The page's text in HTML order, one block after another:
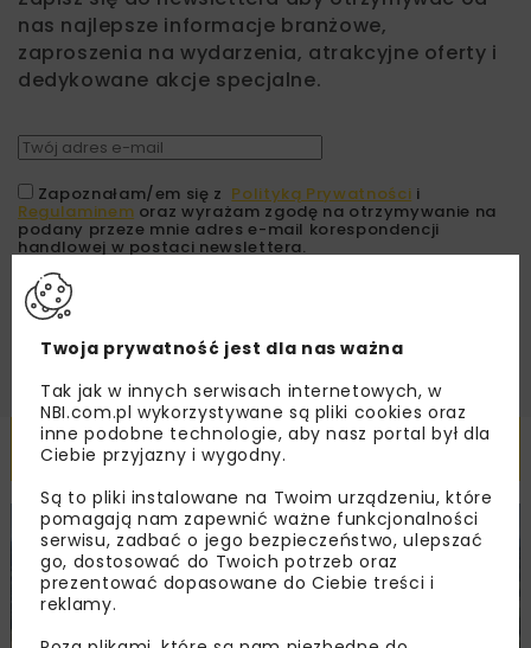
nas najlepsze informacje branżowe,
zaproszenia na wydarzenia, atrakcyjne oferty i
dedykowane akcje specjalne.
Zapoznałam/em się z Polityką Prywatności i
Regulaminem oraz wyrażam zgodę na otrzymywanie na
podany przeze mnie adres e-mail korespondencji
handlowej w postaci newslettera.
Powiązane artykuły
KOLEJ WIADOMOŚCI INWESTYCJE
Twoja prywatność jest dla nas ważna
Tak jak w innych serwisach internetowych, w
NBI.com.pl wykorzystywane są pliki cookies oraz
inne podobne technologie, aby nasz portal był dla
Ciebie przyjazny i wygodny.
Są to pliki instalowane na Twoim urządzeniu, które
pomagają nam zapewnić ważne funkcjonalności
serwisu, zadbać o jego bezpieczeństwo, ulepszać
go, dostosować do Twoich potrzeb oraz
prezentować dopasowane do Ciebie treści i
reklamy.